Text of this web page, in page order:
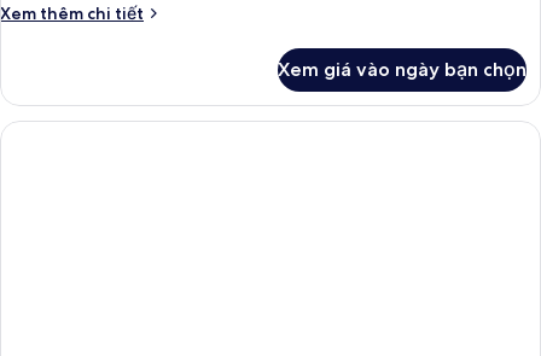
Xem thêm chi tiết
Chi
Phòng
Xem giá vào ngày bạn chọn